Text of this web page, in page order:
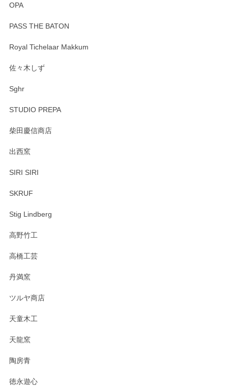
OPA
PASS THE BATON
Royal Tichelaar Makkum
佐々木しず
Sghr
STUDIO PREPA
柴田慶信商店
出西窯
SIRI SIRI
SKRUF
Stig Lindberg
高野竹工
高橋工芸
丹満窯
ツルヤ商店
天童木工
天龍窯
陶房青
徳永遊心